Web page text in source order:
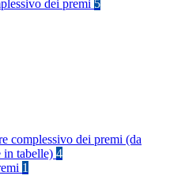
dei premi 5
complessivo dei premi (da
in tabelle) 4
1